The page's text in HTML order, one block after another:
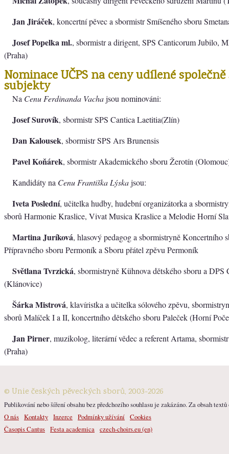
Jan Jiráček, koncertní pěvec a sbormistr Smíšeného sboru
Josef Popelka ml., sbormistr a dirigent, SPS Canticorum Jubilo,
(Praha)
Nominace UČPS na ceny udílené
subjekty
Na Cenu Ferdinanda Vachajsou nominováni:
Josef Surovík, sbormistr SPS Cantica Laetitia(Zlín)
Dan Kalousek, sbormistr SPS Ars Brunensis
Pavel Koňárek, sbormistr Akademického sboru Žerotín
Kandidáty na Cenu Františka Lýskajsou:
Iveta Poslední, učitelka hudby, hudební organizátorka a
sborů Harmonie Kraslice, Vivat Musica Kraslice a Melodie Horní
Martina Juríková, hlasový pedagog a sbormistryně Koncertního
Přípravného sboru Permoník a Sboru přátel zpěvu Permoník
Světlana Tvrzická, sbormistryně Kühnova dětského sboru a DPS
(Klánovice)
Šárka Mistrová, klavíristka a učitelka sólového zpěvu,
sborů Malíček I a II, koncertního dětského sboru Paleček (Horní
Jan Pirner, muzikolog, literární vědec a referent Artama,
(Praha)
© Unie českých pěveckých sborů, 2003-2026
Publikování nebo šíření obsahu bez předchozího souhlasu je zakázáno. Za obsah
O nás Kontakty Inzerce Podmínky užívání Cookies
Časopis Cantus Festa academica czech-choirs.eu (en)